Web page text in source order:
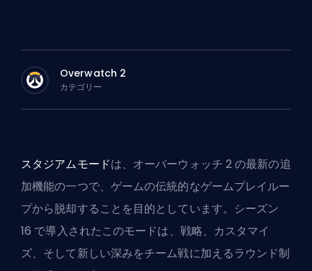
Overwatch 2
カテゴリー
スタジアムモードは、オーバーウォッチ 2 の最新の追
加機能の一つで、ゲームの伝統的なゲームプレイルー
プから脱却することを目的としています。シーズン
16 で導入されたこのモードは、戦略、カスタマイ
ズ、そして新しい深みをチーム戦に加えるラウンド制